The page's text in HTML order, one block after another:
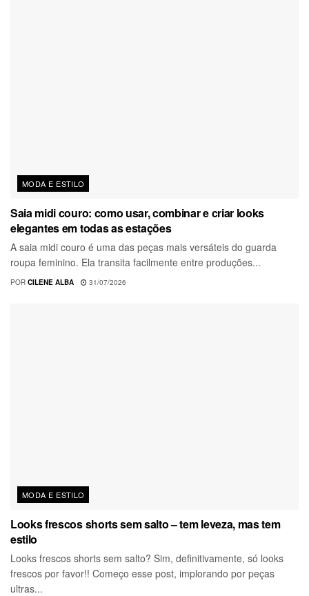
MODA E ESTILO
Saia midi couro: como usar, combinar e criar looks
elegantes em todas as estações
A saia midi couro é uma das peças mais versáteis do guarda
roupa feminino. Ela transita facilmente entre produções...
POR CILENE ALBA 31/07/2026
MODA E ESTILO
Looks frescos shorts sem salto – tem leveza, mas tem
estilo
Looks frescos shorts sem salto? Sim, definitivamente, só looks
frescos por favor!! Começo esse post, implorando por peças
ultras...